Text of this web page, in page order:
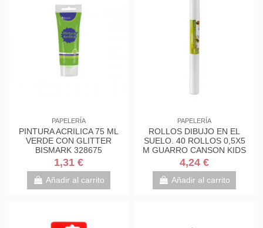
PAPELERÍA
PINTURA ACRILICA 75 ML
VERDE CON GLITTER
BISMARK 328675
1,31 €
Añadir al carrito
PAPELERÍA
ROLLOS DIBUJO EN EL
SUELO. 40 ROLLOS 0,5X5
M GUARRO CANSON KIDS
C200003210
4,24 €
Añadir al carrito